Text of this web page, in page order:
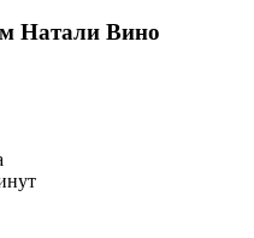
Натали Вино